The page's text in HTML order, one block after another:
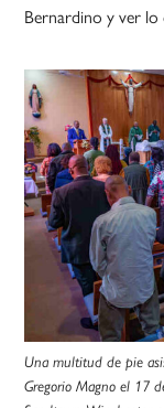
Bernardino y ver lo
Una multitud de pie
Gregorio Magno el 17